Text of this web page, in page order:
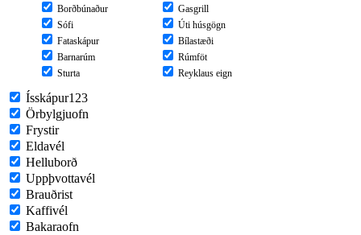
Borðbúnaður
Sófi
Fataskápur
Barnarúm
Sturta
Gasgrill
Úti húsgögn
Bílastæði
Rúmföt
Reyklaus eign
Ísskápur123
Örbylgjuofn
Frystir
Eldavél
Helluborð
Uppþvottavél
Brauðrist
Kaffivél
Bakaraofn